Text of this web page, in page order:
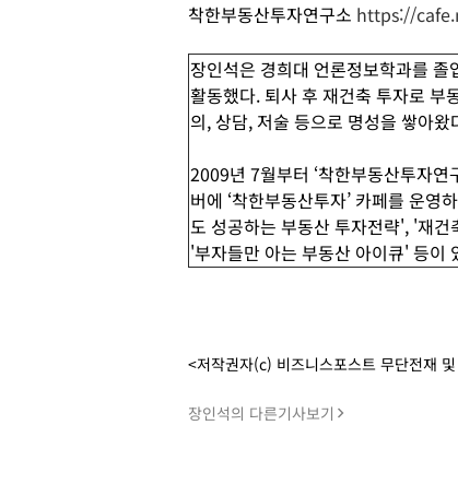
착한부동산투자연구소 https://
장인석은 경희대 언론정보학과를
활동했다. 퇴사 후 재건축 투자로 부
의, 상담, 저술 등으로 명성을 쌓아왔
2009년 7월부터 ‘착한부동산투자연
버에 ‘착한부동산투자’ 카페를 운
도 성공하는 부동산 투자전략', '재
'부자들만 아는 부동산 아이큐' 등이
<저작권자(c) 비즈니스포스트 무단전재
장인석의 다른기사보기